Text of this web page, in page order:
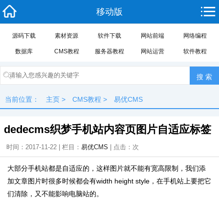
移动版
源码下载 素材资源 软件下载 网站前端 网络编程
数据库 CMS教程 服务器教程 网站运营 软件教程
当前位置： 主页 > CMS教程 > 易优CMS
dedecms织梦手机站内容页图片自适应标签
时间：2017-11-22 | 栏目： 易优CMS | 点击： 次
大部分手机站都是自适应的，这样图片就不能有宽高限制，我们添
加文章图片时很多时候都会有width height style，在手机站上要把它
们清除，又不能影响电脑站的。